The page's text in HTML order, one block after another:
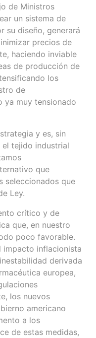
de Ministros
un sistema de
su diseño, generará
precios de
haciendo inviable
de producción de
los
de
ya muy tensionado
y es, sin
el tejido industrial
que
seleccionados que
Ley.
crítico y de
que, en nuestro
poco favorable.
impacto inflacionista
derivada
europea,
los nuevos
americano
a los
de estas medidas,